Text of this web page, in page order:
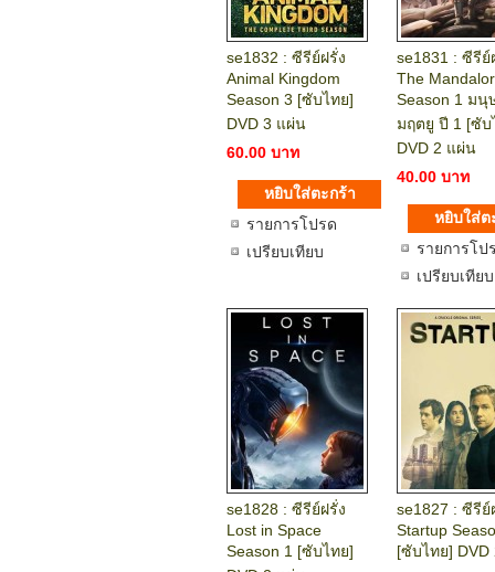
se1832 : ซีรีย์ฝรั่ง
Animal Kingdom
Season 3 [ซับไทย]
DVD 3 แผ่น
60.00 บาท
รายการโปรด
เปรียบเทียบ
se1831 : ซีรีย์
The
Season 1 มนุ
มฤตยู ปี 1 [ซับ
DVD 2 แผ่น
40.00 บาท
รายการโป
เปรียบเทียบ
se1828 : ซีรีย์ฝรั่ง
Lost in Space
Season 1 [ซับไทย]
se1827 : ซีรีย์
Startup
[ซับไทย]